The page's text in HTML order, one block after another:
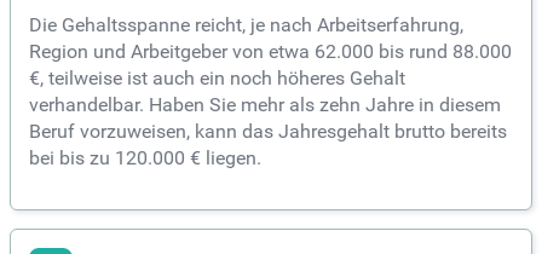
Die Gehaltsspanne reicht, je nach Arbeitserfahrung,
Region und Arbeitgeber von etwa 62.000 bis rund 88.000
€, teilweise ist auch ein noch höheres Gehalt
verhandelbar. Haben Sie mehr als zehn Jahre in diesem
Beruf vorzuweisen, kann das Jahresgehalt brutto bereits
bei bis zu 120.000 € liegen.